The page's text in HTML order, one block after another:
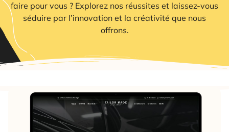
faire pour vous ? Explorez nos réussites et laissez-vous
séduire par l’innovation et la créativité que nous
offrons.